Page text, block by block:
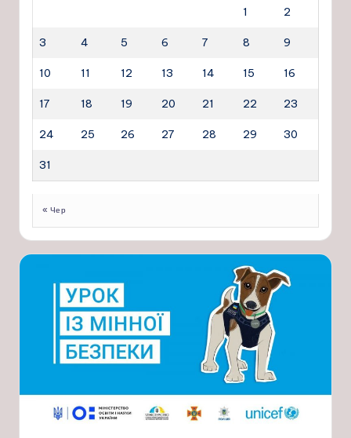
1 2
3 4 5 6 7 8 9
10 11 12 13 14 15 16
17 18 19 20 21 22 23
24 25 26 27 28 29 30
31
« Чер